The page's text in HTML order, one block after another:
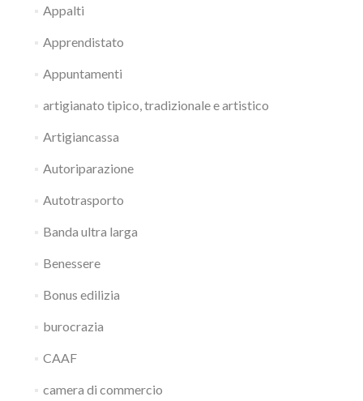
Appalti
Apprendistato
Appuntamenti
artigianato tipico, tradizionale e artistico
Artigiancassa
Autoriparazione
Autotrasporto
Banda ultra larga
Benessere
Bonus edilizia
burocrazia
CAAF
camera di commercio